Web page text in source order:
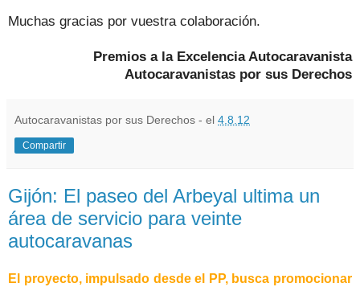
Muchas gracias por vuestra colaboración.
Premios a la Excelencia Autocaravanista
Autocaravanistas por sus Derechos
Autocaravanistas por sus Derechos - el 4.8.12
Compartir
Gijón: El paseo del Arbeyal ultima un
área de servicio para veinte
autocaravanas
El proyecto, impulsado desde el PP, busca promocionar